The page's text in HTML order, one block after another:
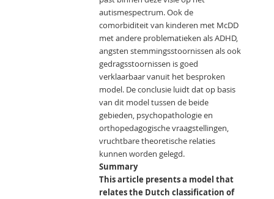
autismespectrum. Ook de
comorbiditeit van kinderen met McDD
met andere problematieken als ADHD,
angsten stemmingsstoornissen als ook
gedragsstoornissen is goed
verklaarbaar vanuit het besproken
model. De conclusie luidt dat op basis
van dit model tussen de beide
gebieden, psychopathologie en
orthopedagogische vraagstellingen,
vruchtbare theoretische relaties
kunnen worden gelegd.
Summary
This article presents a model that
relates the Dutch classification of